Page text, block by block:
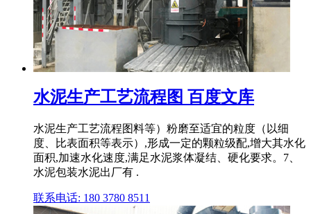
水泥生产工艺流程图 百度文库
水泥生产工艺流程图料等）粉磨至适宜的粒度（以细
度、比表面积等表示）,形成一定的颗粒级配,增大其水化
面积,加速水化速度,满足水泥浆体凝结、硬化要求。7、
水泥包装水泥出厂有 .
联系电话: 180 3780 8511